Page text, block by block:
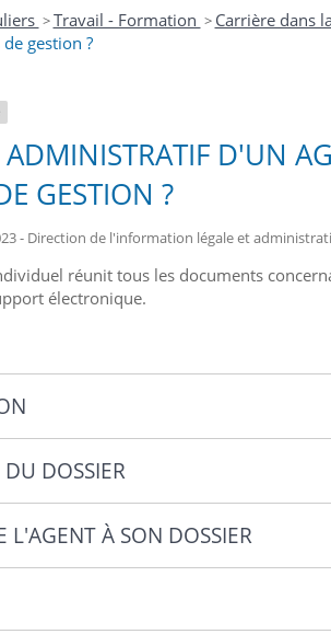
>Travail - Formation > Carrière dans
gestion ?
ADMINISTRATIF D'UN
GESTION ?
- Direction de l'information légale et
réunit tous les documents
électronique.
DOSSIER
L'AGENT À SON DOSSIER